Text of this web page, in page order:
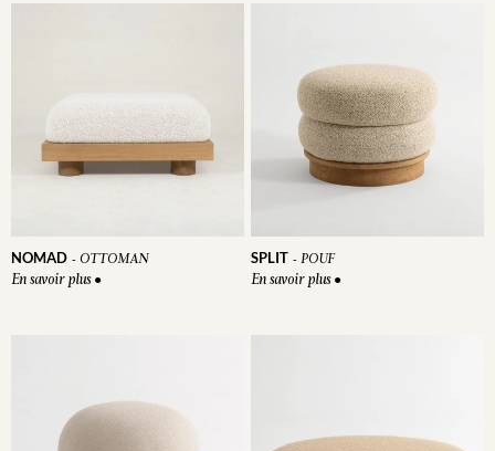
NOMAD - OTTOMAN
En savoir plus ●
SPLIT -POUF
En savoir plus ●